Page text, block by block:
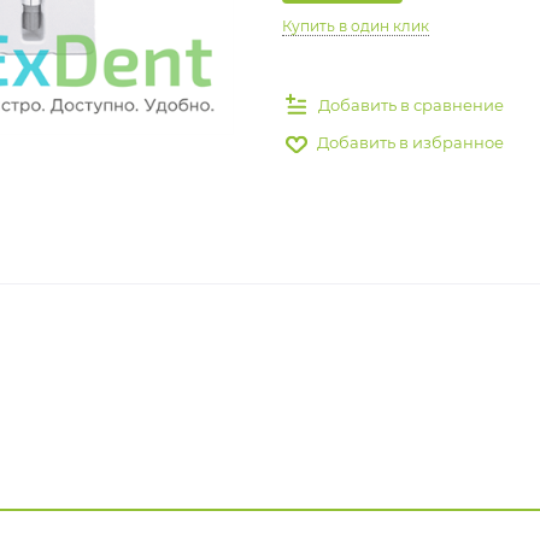
Купить в один клик
Добавить в сравнение
Добавить в избранное